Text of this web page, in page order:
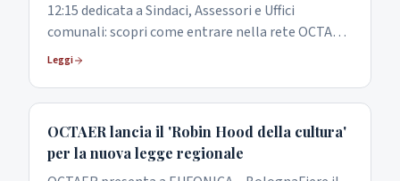
12:15 dedicata a Sindaci, Assessori e Uffici
comunali: scopri come entrare nella rete OCTAER
su cultura, turismo, audiovisivo, bandi ed Europa.
Leggi
OCTAER lancia il 'Robin Hood della cultura'
per la nuova legge regionale